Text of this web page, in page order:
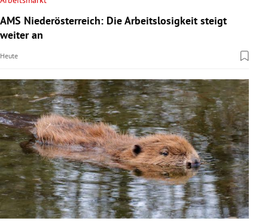
AMS Niederösterreich: Die Arbeitslosigkeit steigt
weiter an
Heute